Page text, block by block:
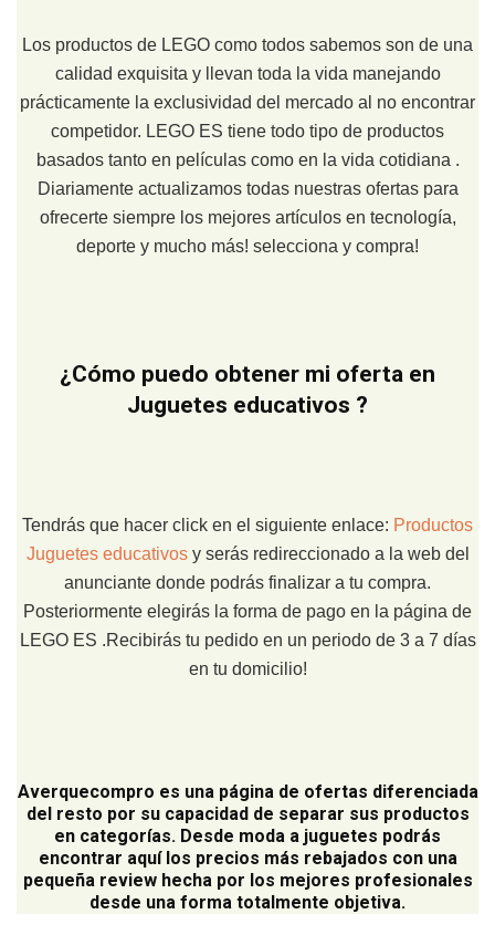
Los productos de LEGO como todos sabemos son de una
calidad exquisita y llevan toda la vida manejando
prácticamente la exclusividad del mercado al no encontrar
competidor. LEGO ES tiene todo tipo de productos
basados tanto en películas como en la vida cotidiana .
Diariamente actualizamos todas nuestras ofertas para
ofrecerte siempre los mejores artículos en tecnología,
deporte y mucho más! selecciona y compra!
¿Cómo puedo obtener mi oferta en
Juguetes educativos ?
Tendrás que hacer click en el siguiente enlace: Productos
Juguetes educativos y serás redireccionado a la web del
anunciante donde podrás finalizar a tu compra.
Posteriormente elegirás la forma de pago en la página de
LEGO ES .Recibirás tu pedido en un periodo de 3 a 7 días
en tu domicilio!
Averquecompro es una página de ofertas diferenciada
del resto por su capacidad de separar sus productos
en categorías. Desde moda a juguetes podrás
encontrar aquí los precios más rebajados con una
pequeña review hecha por los mejores profesionales
desde una forma totalmente objetiva.